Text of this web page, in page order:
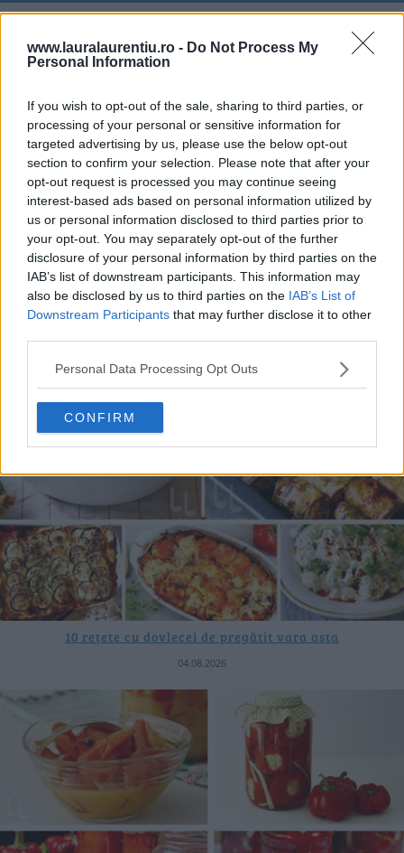
www.lauralaurentiu.ro - Do Not Process My
Personal Information
If you wish to opt-out of the sale, sharing to third parties, or
processing of your personal or sensitive information for
targeted advertising by us, please use the below opt-out
section to confirm your selection. Please note that after your
opt-out request is processed you may continue seeing
interest-based ads based on personal information utilized by
us or personal information disclosed to third parties prior to
your opt-out. You may separately opt-out of the further
disclosure of your personal information by third parties on the
IAB’s list of downstream participants. This information may
also be disclosed by us to third parties on the IAB’s List of
Downstream Participants that may further disclose it to other
Personal Data Processing Opt Outs
CONFIRM
20 de rețete de salate de vară fără prelucrare termică
06.08.2026
10 rețete cu dovlecei de pregătit vara asta
04.08.2026